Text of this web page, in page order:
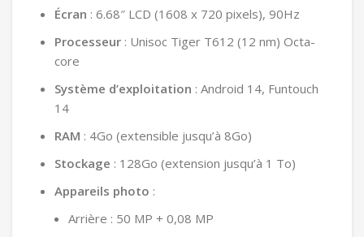
Écran : 6.68″ LCD (1608 x 720 pixels), 90Hz
Processeur : Unisoc Tiger T612 (12 nm) Octa-
core
Système d’exploitation : Android 14, Funtouch
14
RAM : 4Go (extensible jusqu’à 8Go)
Stockage : 128Go (extension jusqu’à 1 To)
Appareils photo :
Arrière : 50 MP + 0,08 MP